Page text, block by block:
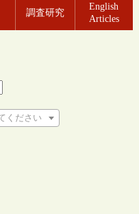
調査研究
English
Articles
ください